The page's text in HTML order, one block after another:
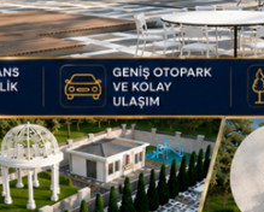
Vadisi Görkemli Törenle Açıldı